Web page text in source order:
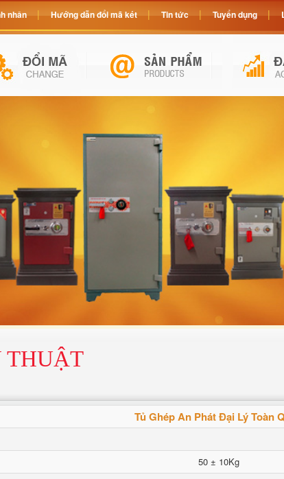
THUẬT
Tủ Ghép An Phát Đại Lý Toàn
50 ± 10Kg
nhân Hướng dẫn đổi mã két Tin tức Tuyển dụng